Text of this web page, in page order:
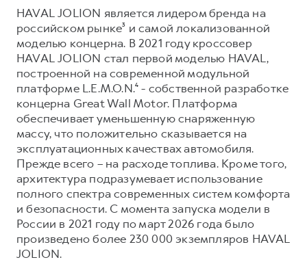
Коллекция CITY
Коллекция Базовая
Коллекция Детская
Коллекция Детская
HAVAL JOLION является лидером бренда на
российском рынке³ и самой локализованной
моделью концерна. В 2021 году кроссовер
HAVAL JOLION стал первой моделью HAVAL,
построенной на современной модульной
платформе L.E.M.O.N.⁴ - собственной разработке
концерна Great Wall Motor. Платформа
обеспечивает уменьшенную снаряженную
массу, что положительно сказывается на
эксплуатационных качествах автомобиля.
Прежде всего – на расходе топлива. Кроме того,
архитектура подразумевает использование
полного спектра современных систем комфорта
и безопасности. С момента запуска модели в
России в 2021 году по март 2026 года было
произведено более 230 000 экземпляров HAVAL
JOLION.